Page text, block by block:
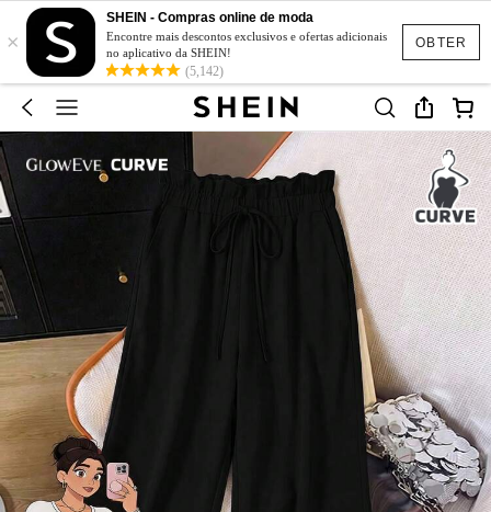
OBTER
×
SHEIN - Compras online de moda
Encontre mais descontos exclusivos e ofertas adicionais
no aplicativo da SHEIN!
(5,142)